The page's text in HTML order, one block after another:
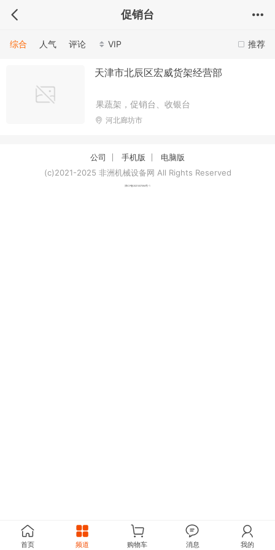
促销台
推荐
综合 人气 评论 VIP
天津市北辰区宏威货架经营部
果蔬架，促销台、收银台
河北廊坊市
公司 手机版
电脑版
(c)2021-2025 非洲机械设备网 All Rights Reserved
津ICP备2021007094号-1
首页 频道 购物车 消息 我的